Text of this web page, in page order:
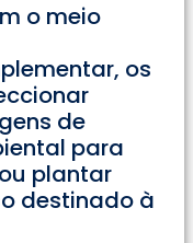
o meio
os
de
para
plantar
destinado à